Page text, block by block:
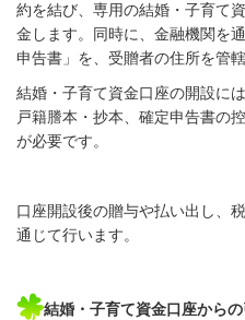
約を結び、専用の結婚・子育て
金します。同時に、金融機関を
申告書」を、受贈者の住所を管
結婚・子育て資金口座の開設に
戸籍謄本・抄本、確定申告書の
が必要です。
口座開設後の贈与や払い出し、
通じて行います。
結婚・子育て資金口座から